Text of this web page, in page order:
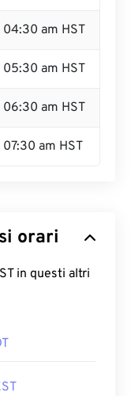
04:30 am HST
05:30 am HST
06:30 am HST
07:30 am HST
orari
in questi altri